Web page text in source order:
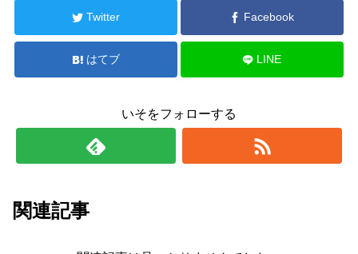
Twitter Facebook
はてブ LINE
いそをフォローする
関連記事